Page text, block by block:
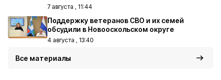
7 августа , 11:44
Поддержку ветеранов СВО и их семей
обсудили в Новооскольском округе
4 августа , 13:40
Все материалы